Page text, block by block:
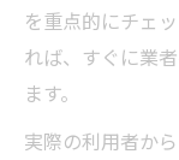
を重点的にチェ
れば、すぐに業
ます。
実際の利用者か